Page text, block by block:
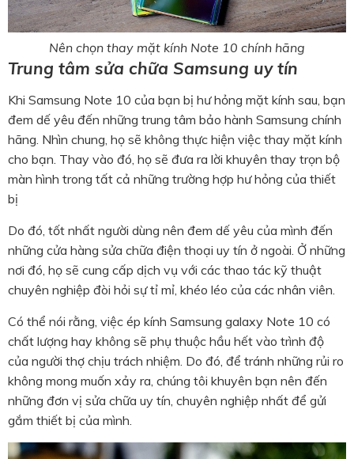
Nên chọn thay mặt kính Note 10 chính hãng
Trung tâm sửa chữa Samsung uy tín
Khi Samsung Note 10 của bạn bị hư hỏng mặt kính sau, bạn
đem dế yêu đến những trung tâm bảo hành Samsung chính
hãng. Nhìn chung, họ sẽ không thực hiện việc thay mặt kính
cho bạn. Thay vào đó, họ sẽ đưa ra lời khuyên thay trọn bộ
màn hình trong tất cả những trường hợp hư hỏng của thiết
bị
Do đó, tốt nhất người dùng nên đem dế yêu của mình đến
những cửa hàng sửa chữa điện thoại uy tín ở ngoài. Ở những
nơi đó, họ sẽ cung cấp dịch vụ với các thao tác kỹ thuật
chuyên nghiệp đòi hỏi sự tỉ mỉ, khéo léo của các nhân viên.
Có thể nói rằng, việc ép kính Samsung galaxy Note 10 có
chất lượng hay không sẽ phụ thuộc hầu hết vào trình độ
của người thợ chịu trách nhiệm. Do đó, để tránh những rủi ro
không mong muốn xảy ra, chúng tôi khuyên bạn nên đến
những đơn vị sửa chữa uy tín, chuyên nghiệp nhất để gửi
gắm thiết bị của mình.